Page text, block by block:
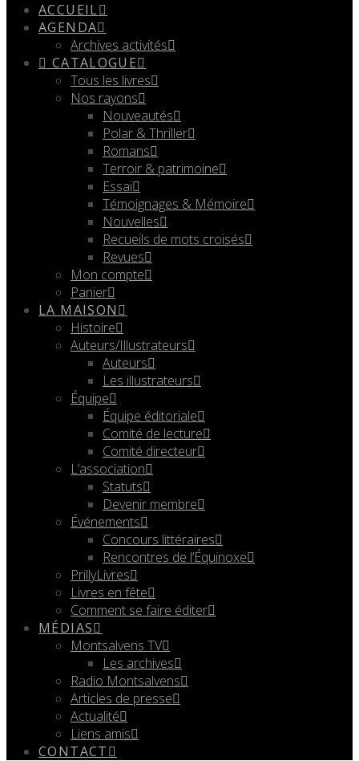
ACCUEIL
AGENDA
Archives activités
CATALOGUE
Tous les livres
Nos rayons
Nouveautés
Polar & Thriller
Romans
Terroir & patrimoine
Essai
Témoignages & Mémoire
Nouvelles
Recueils de mots croisés
Revues
Mon compte
Panier
LA MAISON
Histoire
Auteurs/Illustrateurs
Auteurs
Les illustrateurs
Équipe
Équipe éditoriale
Comité de lecture
Comité directeur
L’association
Statuts
Devenir membre
Événements
Concours littéraires
Rencontres de l’Équinoxe
PrillyLivres
Livres en fête
Comment se faire éditer
MÉDIAS
Montsalvens TV
Les archives
Radio Montsalvens
Articles de presse
Actualité
Liens amis
CONTACT